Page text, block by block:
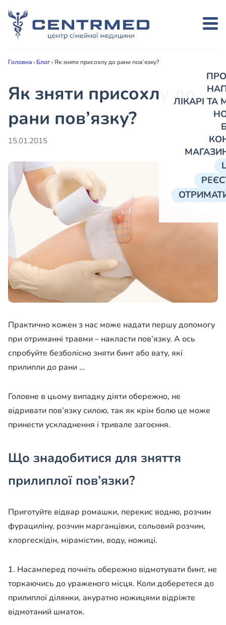
ЛІКАРІ
Головна› Блог›Як зняти присохлу до рани пов’язку?
Як зняти присохлу до
рани пов’язку?
15.01.2015
Практично кожен з нас може надати першу допомогу
при отриманні травми – накласти пов’язку. А ось
спробуйте безболісно зняти бинт або вату, які
прилипли до рани …
Головне в цьому випадку діяти обережно, не
відривати пов’язку силою, так як крім болю це може
принести ускладнення і тривале загоєння.
Що знадобитися для зняття
прилиплої пов’язки?
Приготуйте відвар ромашки, перекис водню, розчин
фурациліну, розчин марганцівки, сольовий розчин,
хлоргескідін, мірамістин, воду, ножиці.
1. Насамперед почніть обережно відмотувати бинт, не
торкаючись до ураженого місця. Коли доберетеся до
прилиплої ділянки, акуратно ножицями відріжте
відмотаний шматок.